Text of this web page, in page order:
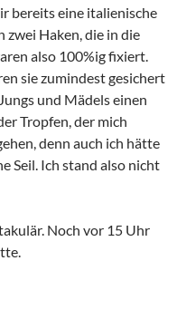
bereits eine italienische
zwei Haken, die in die
also 100%ig fixiert.
sie zumindest gesichert
und Mädels einen
Tropfen, der mich
denn auch ich hätte
Seil. Ich stand also nicht
Noch vor 15 Uhr